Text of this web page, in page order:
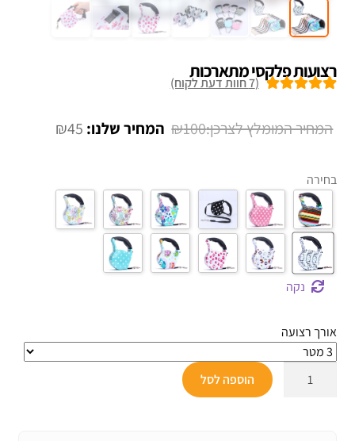
רצועות פלקסי מתארכות
(
7חוות דעת לקוח)
₪100
המחיר
₪100.
₪45 המחיר
בחירה
נקה
אורך רצועה
הוספה לסל